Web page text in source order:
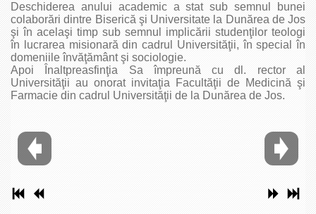
Deschiderea anului academic a stat sub semnul bunei
colaborări dintre Biserică şi Universitate la Dunărea de Jos
şi în acelaşi timp sub semnul implicării studenţilor teologi
în lucrarea misionară din cadrul Universităţii, în special în
domeniile învăţământ şi sociologie.
Apoi Înaltpreasfinţia Sa împreună cu dl. rector al
Universităţii au onorat invitaţia Facultăţii de Medicină şi
Farmacie din cadrul Universităţii de la Dunărea de Jos.